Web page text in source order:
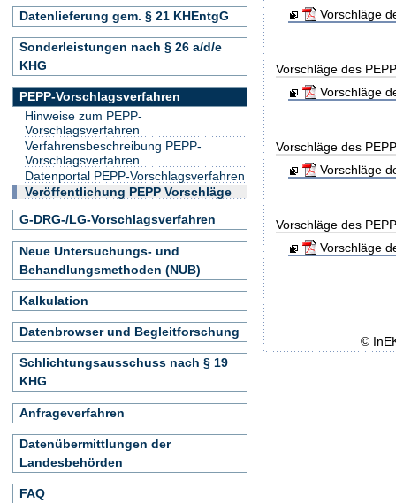
Vorschläge
Vorschläge des
Vorschläge
Vorschläge des
Vorschläge
Vorschläge des
Vorschläge
Datenlieferung gem. § 21 KHEntgG
Sonderleistungen nach § 26 a/d/e
KHG
PEPP-Vorschlagsverfahren
Hinweise zum PEPP-
Vorschlagsverfahren
Verfahrensbeschreibung PEPP-
Vorschlagsverfahren
Datenportal PEPP-Vorschlagsverfahren
Veröffentlichung PEPP Vorschläge
G-DRG-/LG-Vorschlagsverfahren
Neue Untersuchungs- und
Behandlungsmethoden (NUB)
Kalkulation
Datenbrowser und Begleitforschung
Schlichtungsausschuss nach § 19
KHG
Anfrageverfahren
Datenübermittlungen der
Landesbehörden
FAQ
©